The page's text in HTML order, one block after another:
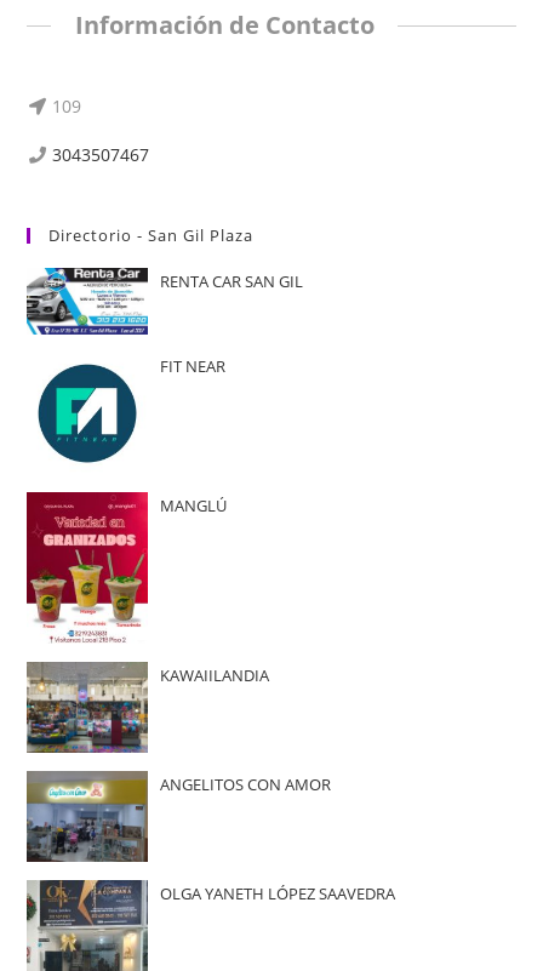
Información de Contacto
109
3043507467
Directorio - San Gil Plaza
RENTA CAR SAN GIL
FIT NEAR
MANGLÚ
KAWAIILANDIA
ANGELITOS CON AMOR
OLGA YANETH LÓPEZ SAAVEDRA